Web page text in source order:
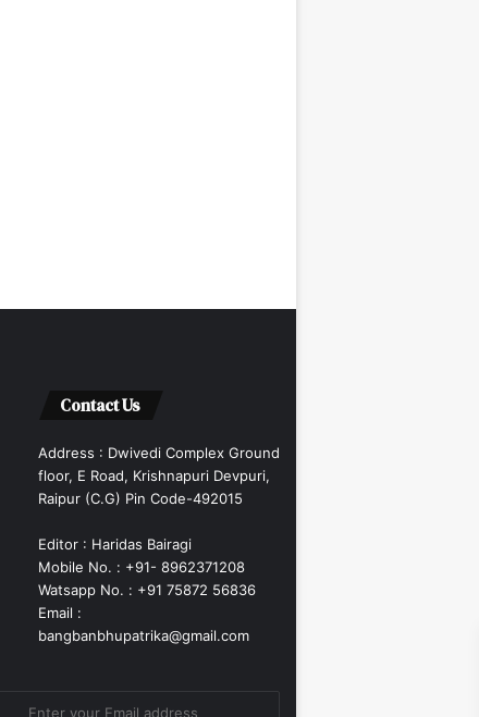
Contact Us
Address : Dwivedi Complex Ground
floor, E Road, Krishnapuri Devpuri,
Raipur (C.G) Pin Code-492015
Editor : Haridas Bairagi
Mobile No. : +91- 8962371208
Watsapp No. : +91 75872 56836
Email :
bangbanbhupatrika@gmail.com